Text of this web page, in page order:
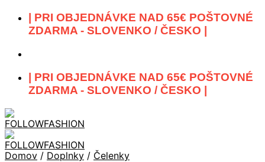
Skip
| PRI OBJEDNÁVKE NAD 65€ POŠTOVNÉ
ZDARMA - SLOVENKO / ČESKO |
| PRI OBJEDNÁVKE NAD 65€ POŠTOVNÉ
ZDARMA - SLOVENKO / ČESKO |
Domov / Doplnky / Čelenky